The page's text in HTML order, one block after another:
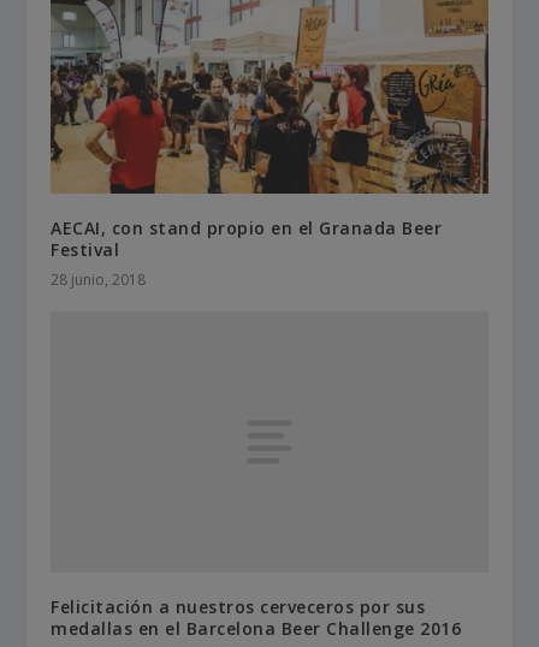
AECAI, con stand propio en el Granada Beer
Festival
28 junio, 2018
Felicitación a nuestros cerveceros por sus
medallas en el Barcelona Beer Challenge 2016